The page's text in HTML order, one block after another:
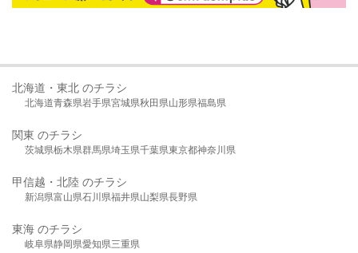
北海道・東北 のチラシ
北海道青森県岩手県宮城県秋田県山形県福島県
関東 のチラシ
茨城県栃木県群馬県埼玉県千葉県東京都神奈川県
甲信越・北陸 のチラシ
新潟県富山県石川県福井県山梨県長野県
東海 のチラシ
岐阜県静岡県愛知県三重県